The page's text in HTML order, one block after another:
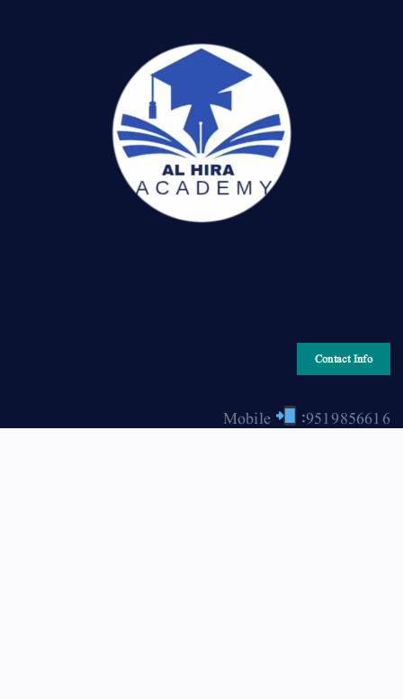
Contact Info
Mobile
:9519856616